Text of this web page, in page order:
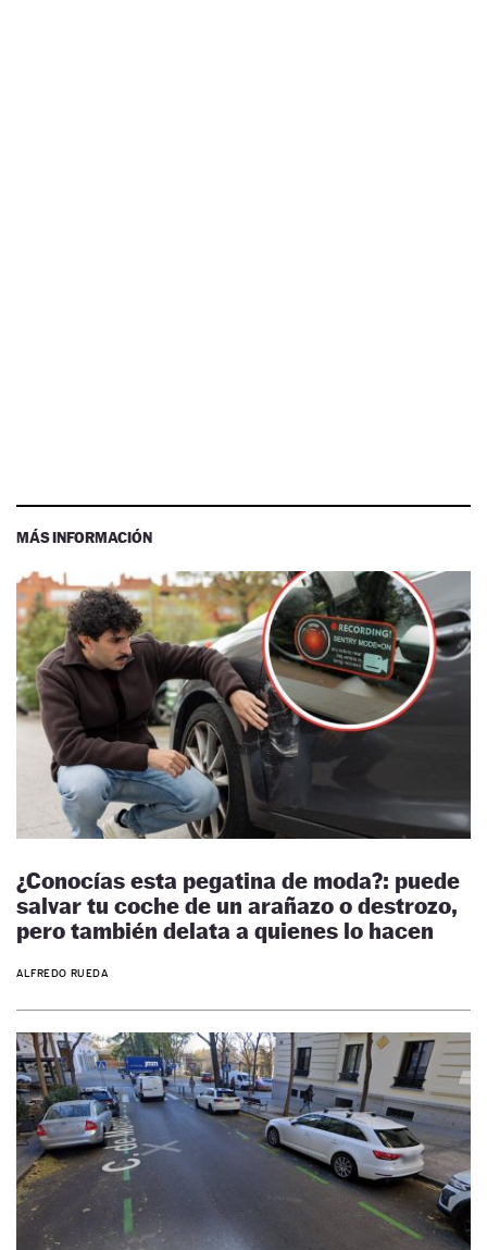
MÁS INFORMACIÓN
¿Conocías esta pegatina de moda?: puede
salvar tu coche de un arañazo o destrozo,
pero también delata a quienes lo hacen
ALFREDO RUEDA